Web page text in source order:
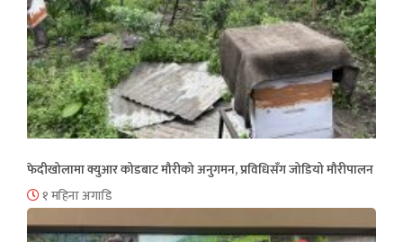
फेदीखोलामा क्युआर कोडबाट मौरीको अनुगमन, प्रविधिसँग जोडियो मौरीपालन
१ महिना अगाडि